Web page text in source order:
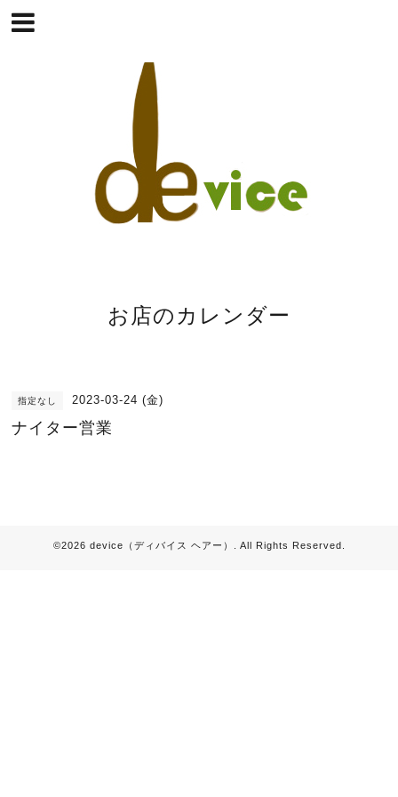
お店のカレンダー
指定なし 2023-03-24 (金)
ナイター営業
©2026 device（ディバイス ヘアー） . All Rights Reserved.